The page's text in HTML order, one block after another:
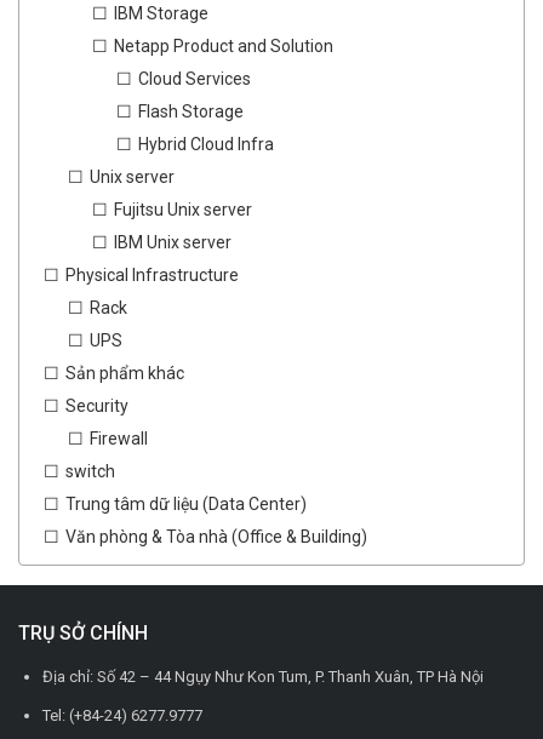
IBM Storage
Netapp Product and Solution
Cloud Services
Flash Storage
Hybrid Cloud Infra
Unix server
Fujitsu Unix server
IBM Unix server
Physical Infrastructure
Rack
UPS
Sản phẩm khác
Security
Firewall
switch
Trung tâm dữ liệu (Data Center)
Văn phòng & Tòa nhà (Office & Building)
TRỤ SỞ CHÍNH
Địa chỉ: Số 42 – 44 Ngụy Như Kon Tum, P. Thanh Xuân, TP Hà Nội
Tel: (+84-24) 6277.9777